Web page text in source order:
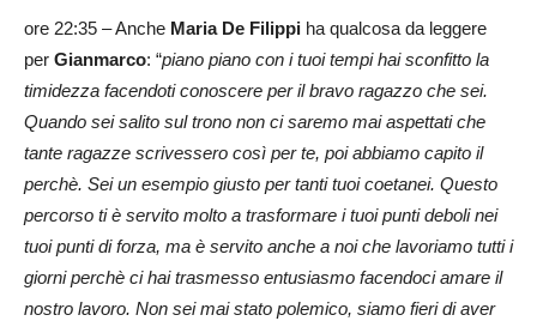
ore 22:35 – Anche Maria De Filippi ha qualcosa da leggere
per Gianmarco: “piano piano con i tuoi tempi hai sconfitto la
timidezza facendoti conoscere per il bravo ragazzo che sei.
Quando sei salito sul trono non ci saremo mai aspettati che
tante ragazze scrivessero così per te, poi abbiamo capito il
perchè. Sei un esempio giusto per tanti tuoi coetanei. Questo
percorso ti è servito molto a trasformare i tuoi punti deboli nei
tuoi punti di forza, ma è servito anche a noi che lavoriamo tutti i
giorni perchè ci hai trasmesso entusiasmo facendoci amare il
nostro lavoro. Non sei mai stato polemico, siamo fieri di aver